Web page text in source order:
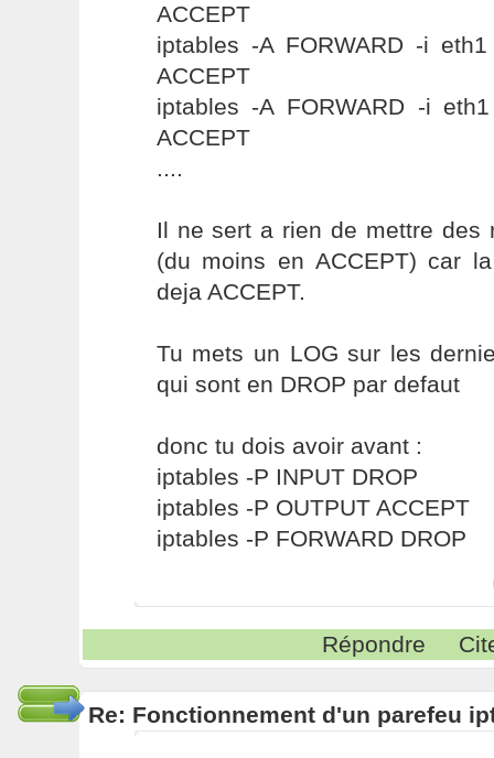
ACCEPT
iptables -A FORWARD -i
ACCEPT
iptables -A FORWARD -i
ACCEPT
....
Il ne sert a rien de mettre des
(du moins en ACCEPT) car
deja ACCEPT.
Tu mets un LOG sur les
qui sont en DROP par defaut
donc tu dois avoir avant :
iptables -P INPUT DROP
iptables -P OUTPUT ACCEPT
iptables -P FORWARD DROP
Répondre
Re: Fonctionnement d'un parefeu